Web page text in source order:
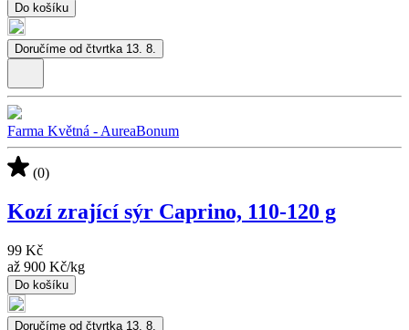
Do košíku
Doručíme od čtvrtka 13. 8.
Farma Květná - AureaBonum
(0)
Kozí zrající sýr Caprino, 110-120 g
99 Kč
až 900 Kč/kg
Do košíku
Doručíme od čtvrtka 13. 8.